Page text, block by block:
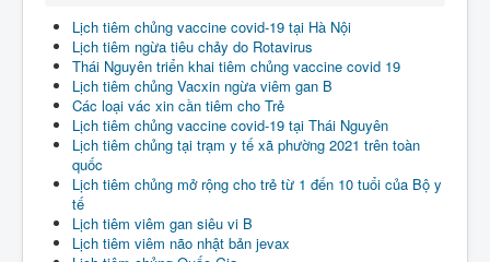
Lịch tiêm chủng vaccine covid-19 tại Hà Nội
Lịch tiêm ngừa tiêu chảy do Rotavirus
Thái Nguyên triển khai tiêm chủng vaccine covid 19
Lịch tiêm chủng Vacxin ngừa viêm gan B
Các loại vác xin cần tiêm cho Trẻ
Lịch tiêm chủng vaccine covid-19 tại Thái Nguyên
Lịch tiêm chủng tại trạm y tế xã phường 2021 trên toàn
quốc
Lịch tiêm chủng mở rộng cho trẻ từ 1 đến 10 tuổi của Bộ y
tế
Lịch tiêm viêm gan siêu vi B
Lịch tiêm viêm não nhật bản jevax